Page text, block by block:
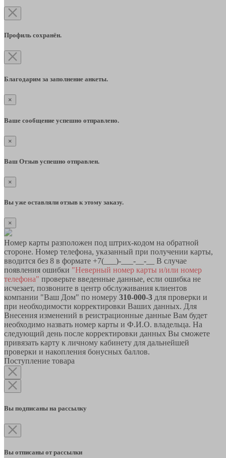
Профиль сохранён.
Благодарим за заполнение анкеты.
×
Ваше сообщение успешно отправлено.
×
Ваш Отзыв успешно отправлен.
×
Вы уже оставляли отзыв к этому заказу.
×
Номер карты разположен под штрих-кодом на обратной
стороне. Номер телефона, указанный при получении карты,
вводится без 8 в формате +7(___)-___-__-__ В случае
появления ошибки "Неверный номер карты и/или номер
телефона" проверьте введенные данные, если ошибка не
исчезает, позвоните в центр обслуживания клиентов
компании "Ваш Дом" по номеру 310-000-3 для проверки и
при необходимости корректировки Ваших данных. Для
Внесения изменений в реистрационные данные Вам будет
необходимо назвать номер карты и Ф.И.О. владельца. На
следующий день после корректировки данных Вы сможете
привязать карту к личному кабинету для дальнейшей
проверки и накопления бонусных баллов.
Поступление товара
Вы подписаны на рассылку
Вы отписаны от рассылки